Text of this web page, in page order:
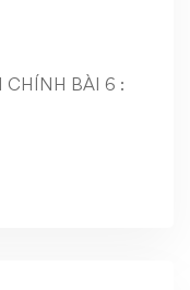
CHÍNH BÀI 6 :